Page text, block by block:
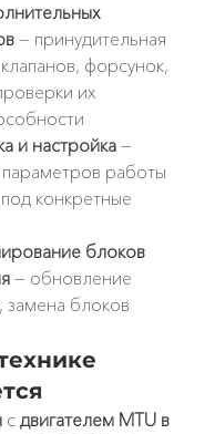
— принудительная
форсунок,
их
и настройка —
параметров работы
конкретные
блоков
— обновление
блоков
с двигателем MTU в